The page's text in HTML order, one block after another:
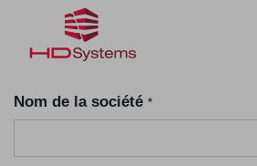
Nom de la société *